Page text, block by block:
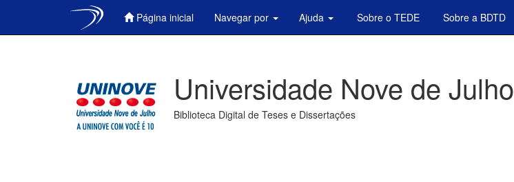
Página inicial Navegar por Ajuda Sobre o TEDE Sobre a BDTD
Universidade Nove de Julho
Biblioteca Digital de Teses e Dissertações